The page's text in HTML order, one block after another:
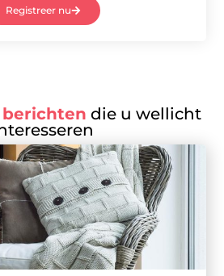
Registreer nu
die u wellicht